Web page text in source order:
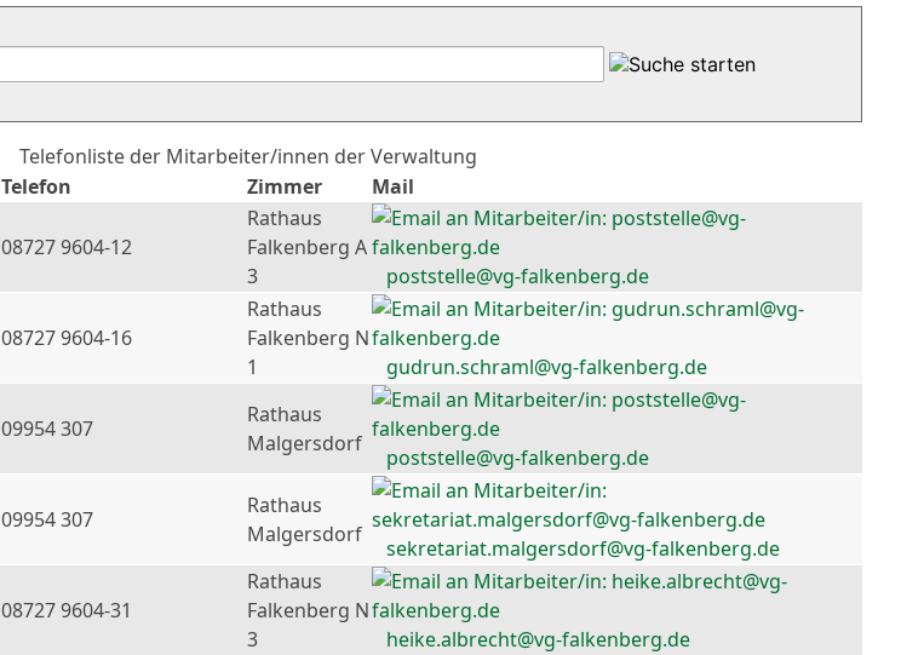
Telefonliste der Mitarbeiter/innen der Verwaltung
Telefon Zimmer
Mail
08727 9604-12
Rathaus
Falkenberg A
3
poststelle@vg-falkenberg.de
08727 9604-16
Rathaus
Falkenberg N
1
gudrun.schraml@vg-falkenberg.de
09954 307
Rathaus
Malgersdorf
poststelle@vg-falkenberg.de
09954 307
Rathaus
Malgersdorf
sekretariat.malgersdorf@vg-falkenberg.de
08727 9604-31
Rathaus
Falkenberg N
3
heike.albrecht@vg-falkenberg.de